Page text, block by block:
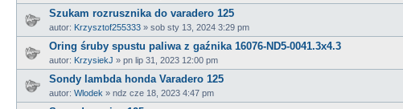
Szukam rozrusznika do varadero 125
autor: Krzysztof255333 » sob sty 13, 2024 3:29 pm
Oring śruby spustu paliwa z gaźnika 16076-ND5-0041.3x4.3
autor: KrzysiekJ » pn lip 31, 2023 12:00 pm
Sondy lambda honda Varadero 125
autor: Wlodek » ndz cze 18, 2023 4:47 pm